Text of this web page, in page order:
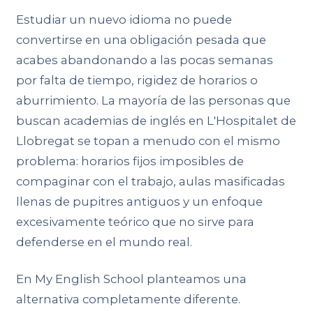
Estudiar un nuevo idioma no puede
convertirse en una obligación pesada que
acabes abandonando a las pocas semanas
por falta de tiempo, rigidez de horarios o
aburrimiento. La mayoría de las personas que
buscan academias de inglés en L'Hospitalet de
Llobregat se topan a menudo con el mismo
problema: horarios fijos imposibles de
compaginar con el trabajo, aulas masificadas
llenas de pupitres antiguos y un enfoque
excesivamente teórico que no sirve para
defenderse en el mundo real.
En My English School planteamos una
alternativa completamente diferente.